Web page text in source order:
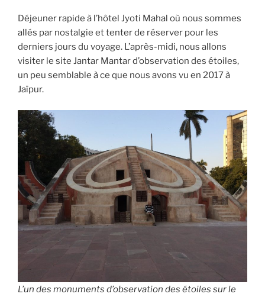
Déjeuner rapide à l’hôtel Jyoti Mahal où nous sommes
allés par nostalgie et tenter de réserver pour les
derniers jours du voyage. L’après-midi, nous allons
visiter le site Jantar Mantar d’observation des étoiles,
un peu semblable à ce que nous avons vu en 2017 à
Jaïpur.
L’un des monuments d’observation des étoiles sur le